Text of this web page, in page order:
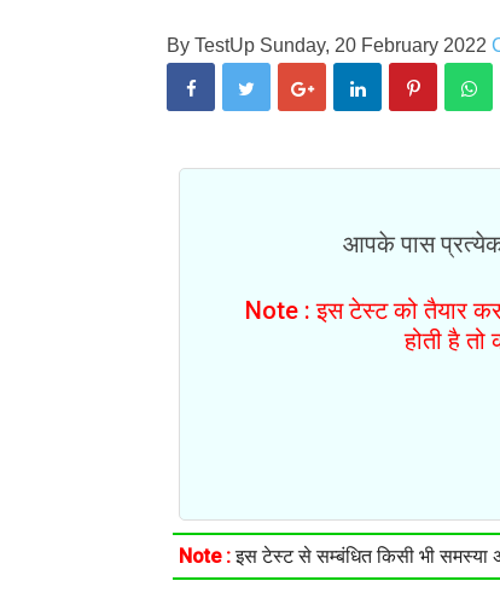
By TestUp Sunday, 20 February 2022
आपके पास
Note : इस टेस्ट को तैयार
होती है
Note :इस टेस्ट से सम्बंधित किसी भी